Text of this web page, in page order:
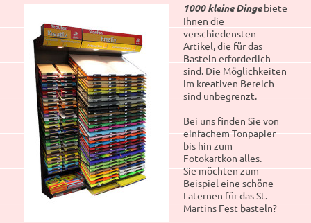
1000 kleine Dingebiete
Ihnen die
verschiedensten
Artikel, die für das
Basteln erforderlich
sind. Die Möglichkeiten
im kreativen Bereich
sind unbegrenzt.
Bei uns finden Sie von
einfachem Tonpapier
bis hin zum
Fotokartkon alles.
Sie möchten zum
Beispiel eine schöne
Laternen für das St.
Martins Fest basteln?